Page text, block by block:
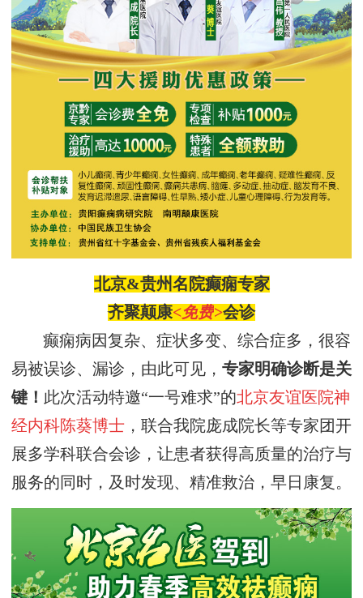
北京&贵州名院癫痫专家
齐聚颠康<免费>会诊
癫痫病因复杂、症状多变、综合症多，很容
易被误诊、漏诊，由此可见， 专家明确诊断是关
键！ 此次活动特邀“一号难求”的北京友谊医院神
经内科陈葵博士 ，联合我院庞成院长等专家团开
展多学科联合会诊，让患者获得高质量的治疗与
服务的同时，及时发现、精准救治，早日康复。